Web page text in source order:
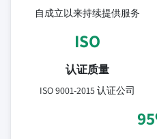
自成立以来持续提供服务
ISO
认证质量
ISO 9001-2015 认证公司